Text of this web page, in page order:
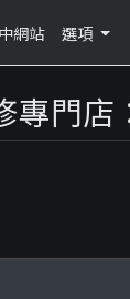
網站 選項
門店